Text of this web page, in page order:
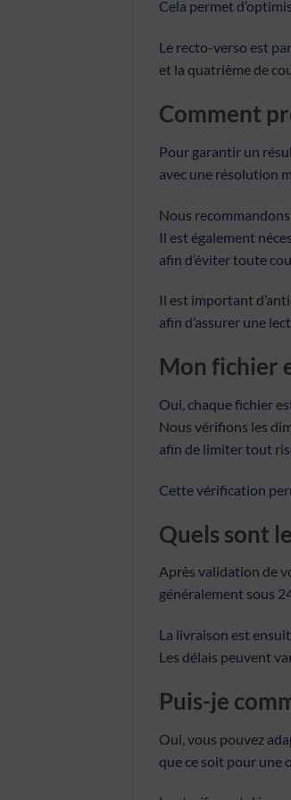
Cela permet
Le recto-verso est
et la quatrième de
Comment
Pour garantir un
avec une résolution
Nous
Il est également
afin d’éviter toute
Il est important
afin d’assurer une
Mon fichier
Oui, chaque fichier
Nous vérifions les
afin de limiter tout
Cette vérification
Quels sont
Après validation de
généralement sous
La livraison est
Les délais peuvent
Puis-je
Oui, vous pouvez
que ce soit pour une